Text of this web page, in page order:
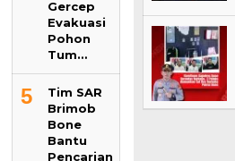
Gercep
Evakuasi
Pohon
Tum…
5
Tim SAR
Brimob
Bone
Bantu
Pencarian